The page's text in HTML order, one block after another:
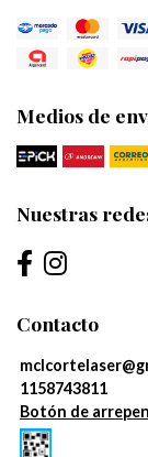
Medios de
Nuestras
Contacto
1158743811
Botón de